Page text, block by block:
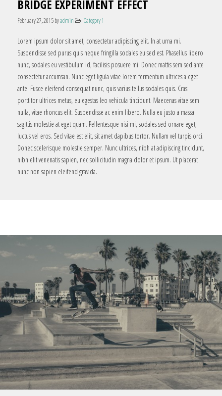
BRIDGE EXPERIMENT EFFECT
February 27, 2015byadmin Category 1
Lorem ipsum dolor sit amet, consectetur adipiscing elit. In at urna mi.
Suspendisse sed purus quis neque fringilla sodales eu sed est. Phasellus libero
nunc, sodales eu vestibulum id, facilisis posuere mi. Donec mattis sem sed ante
consectetur accumsan. Nunc eget ligula vitae lorem fermentum ultrices a eget
ante. Fusce eleifend consequat nunc, quis varius tellus sodales quis. Cras
porttitor ultrices metus, eu egestas leo vehicula tincidunt. Maecenas vitae sem
nulla, vitae rhoncus elit. Suspendisse ac enim libero. Nulla eu justo a massa
sagittis molestie at eget quam. Pellentesque nisi mi, sodales sed ornare eget,
luctus vel eros. Sed vitae est elit, sit amet dapibus tortor. Nullam vel turpis orci.
Donec scelerisque molestie semper. Nunc ultrices, nibh at adipiscing tincidunt,
nibh elit venenatis sapien, nec sollicitudin magna dolor et ipsum. Ut placerat
nunc non sapien eleifend gravida.